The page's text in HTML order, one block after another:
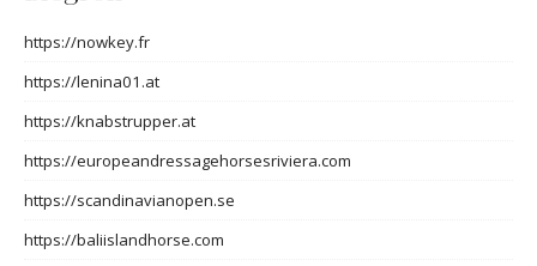
https://nowkey.fr
https://lenina01.at
https://knabstrupper.at
https://europeandressagehorsesriviera.com
https://scandinavianopen.se
https://baliislandhorse.com